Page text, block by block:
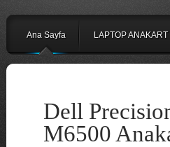
Ana Sayfa LAPTOP ANAKART
Dell
M6500